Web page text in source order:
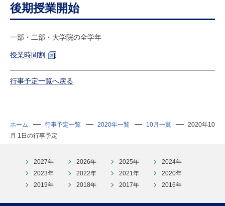
研究・産学官連携
国際交流
研究・教員Navi
受験生 在学生
企業・研究者
アクセス
キャンパスマップ お問い合わせ English
後期授業開始
一部・二部・大学院の全学年
授業時間割
行事予定一覧へ戻る
ホーム 行事予定一覧 2020年一覧 10月一覧
2020年10
月 1日の行事予定
2027年 2026年 2025年
2024年
2023年
2022年 2021年
2020年
2019年
2018年 2017年 2016年